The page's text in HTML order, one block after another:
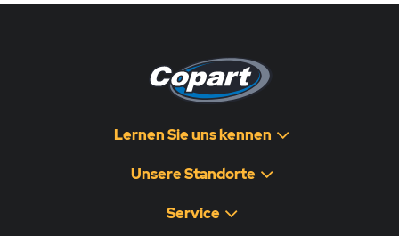
Lernen Sie uns kennen
Unsere Standorte
Service